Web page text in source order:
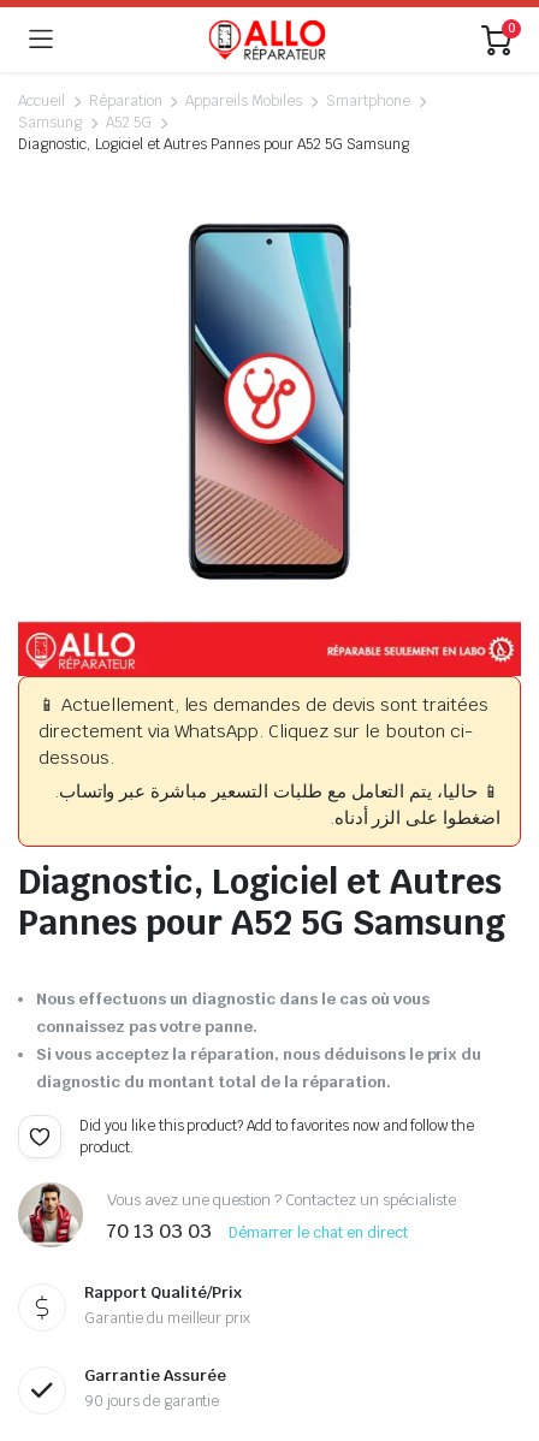
0
Accueil Réparation Appareils Mobiles
Smartphone
Samsung
A52 5G
Diagnostic, Logiciel et Autres Pannes pour A52 5G Samsung
📱 Actuellement, les demandes de devis sont traitées
directement via WhatsApp. Cliquez sur le bouton ci-
dessous.
📱 حاليا، يتم التعامل مع طلبات التسعير مباشرة عبر واتساب.
اضغطوا على الزر أدناه.
Diagnostic, Logiciel et Autres
Pannes pour A52 5G Samsung
Nous effectuons un diagnostic dans le cas où vous
connaissez pas votre panne.
Si vous acceptez la réparation, nous déduisons le prix du
diagnostic du montant total de la réparation.
Did you like this product? Add to favorites now and follow the
product.
Vous avez une question ? Contactez un spécialiste
70 13 03 03 Démarrer le chat en direct
Rapport Qualité/Prix
Garantie du meilleur prix
Garrantie Assurée
90 jours de garantie